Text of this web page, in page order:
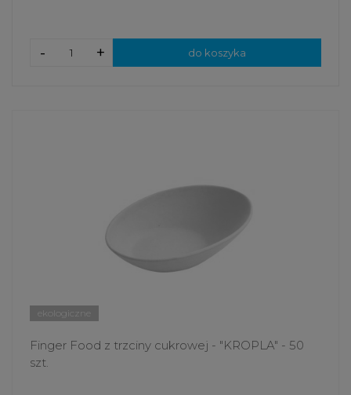
+
- do koszyka
ekologiczne
Finger Food z trzciny cukrowej - "KROPLA" - 50
szt.